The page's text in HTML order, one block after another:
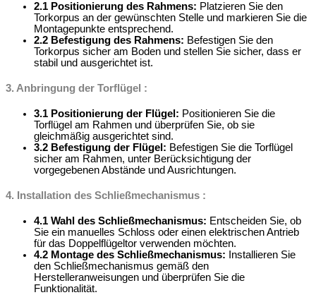
2.1 Positionierung des Rahmens: Platzieren Sie den
Torkorpus an der gewünschten Stelle und markieren Sie die
Montagepunkte entsprechend.
2.2 Befestigung des Rahmens: Befestigen Sie den
Torkorpus sicher am Boden und stellen Sie sicher, dass er
stabil und ausgerichtet ist.
3. Anbringung der Torflügel :
3.1 Positionierung der Flügel: Positionieren Sie die
Torflügel am Rahmen und überprüfen Sie, ob sie
gleichmäßig ausgerichtet sind.
3.2 Befestigung der Flügel: Befestigen Sie die Torflügel
sicher am Rahmen, unter Berücksichtigung der
vorgegebenen Abstände und Ausrichtungen.
4. Installation des Schließmechanismus :
4.1 Wahl des Schließmechanismus: Entscheiden Sie, ob
Sie ein manuelles Schloss oder einen elektrischen Antrieb
für das Doppelflügeltor verwenden möchten.
4.2 Montage des Schließmechanismus: Installieren Sie
den Schließmechanismus gemäß den
Herstelleranweisungen und überprüfen Sie die
Funktionalität.